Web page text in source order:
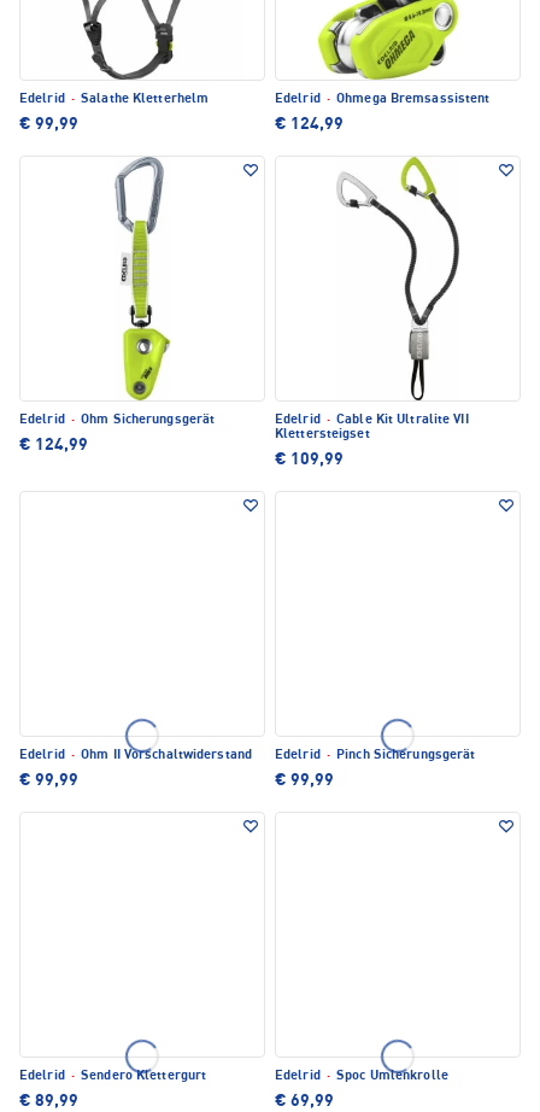
Edelrid · Salathe Kletterhelm
€ 99,99
Edelrid · Ohmega Bremsassistent
€ 124,99
Edelrid · Ohm Sicherungsgerät
€ 124,99
Edelrid · Cable Kit Ultralite VII
Klettersteigset
€ 109,99
Edelrid · Ohm II Vorschaltwiderstand
€ 99,99
Edelrid · Pinch Sicherungsgerät
€ 99,99
Edelrid · Sendero Klettergurt
€ 89,99
Edelrid · Spoc Umlenkrolle
€ 69,99